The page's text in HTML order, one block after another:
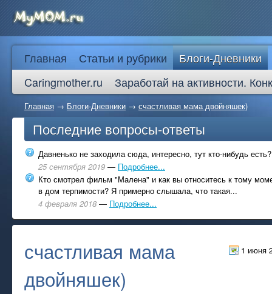
Главная Статьи и рубрики
Блоги-Дневники
Caringmother.ru
Заработай на активности.
Главная → Блоги-Дневники → счастливая мама двойняшек)
Последние вопросы-ответы
Давненько не заходила сюда, интересно, тут кто-нибудь есть?
25 сентября 2019 — Подробнее...
Кто смотрел фильм "Малена" и как вы относитесь к тому
в дом терпимости? Я примерно слышала, что такая...
4 февраля 2018 — Подробнее...
1 июня
счастливая мама
двойняшек)